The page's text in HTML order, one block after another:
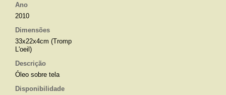
Ano
2010
Dimensões
33x22x4cm (Tromp
L'oeil)
Descrição
Óleo sobre tela
Disponibilidade